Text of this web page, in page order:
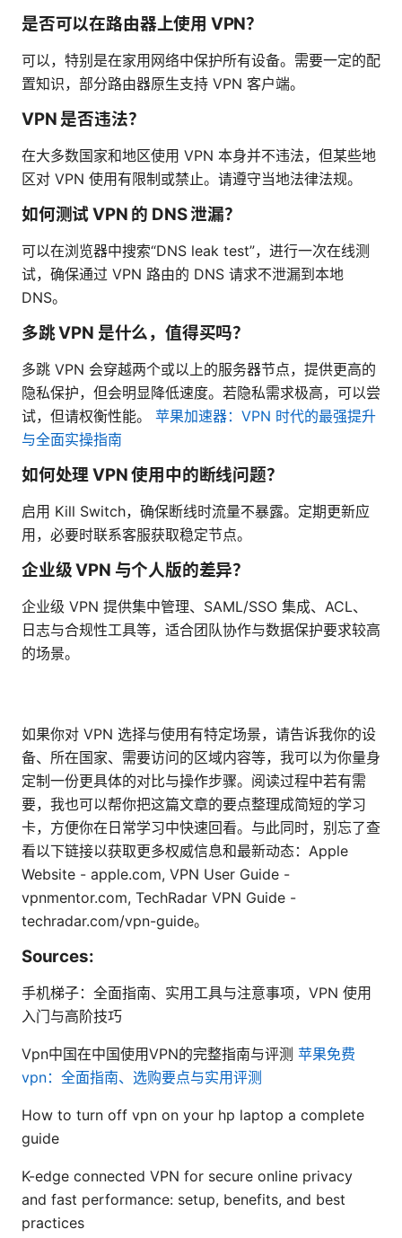
是否可以在路由器上使用 VPN？
可以，特别是在家用网络中保护所有设备。需要一定的配
置知识，部分路由器原生支持 VPN 客户端。
VPN 是否违法？
在大多数国家和地区使用 VPN 本身并不违法，但某些地
区对 VPN 使用有限制或禁止。请遵守当地法律法规。
如何测试 VPN 的 DNS 泄漏？
可以在浏览器中搜索“DNS leak test”，进行一次在线测
试，确保通过 VPN 路由的 DNS 请求不泄漏到本地
DNS。
多跳 VPN 是什么，值得买吗？
多跳 VPN 会穿越两个或以上的服务器节点，提供更高的
隐私保护，但会明显降低速度。若隐私需求极高，可以尝
试，但请权衡性能。 苹果加速器：VPN 时代的最强提升
与全面实操指南
如何处理 VPN 使用中的断线问题？
启用 Kill Switch，确保断线时流量不暴露。定期更新应
用，必要时联系客服获取稳定节点。
企业级 VPN 与个人版的差异？
企业级 VPN 提供集中管理、SAML/SSO 集成、ACL、
日志与合规性工具等，适合团队协作与数据保护要求较高
的场景。
如果你对 VPN 选择与使用有特定场景，请告诉我你的设
备、所在国家、需要访问的区域内容等，我可以为你量身
定制一份更具体的对比与操作步骤。阅读过程中若有需
要，我也可以帮你把这篇文章的要点整理成简短的学习
卡，方便你在日常学习中快速回看。与此同时，别忘了查
看以下链接以获取更多权威信息和最新动态：Apple
Website - apple.com, VPN User Guide -
vpnmentor.com, TechRadar VPN Guide -
techradar.com/vpn-guide。
Sources:
手机梯子：全面指南、实用工具与注意事项，VPN 使用
入门与高阶技巧
Vpn中国在中国使用VPN的完整指南与评测 苹果免费
vpn：全面指南、选购要点与实用评测
How to turn off vpn on your hp laptop a complete
guide
K-edge connected VPN for secure online privacy
and fast performance: setup, benefits, and best
practices